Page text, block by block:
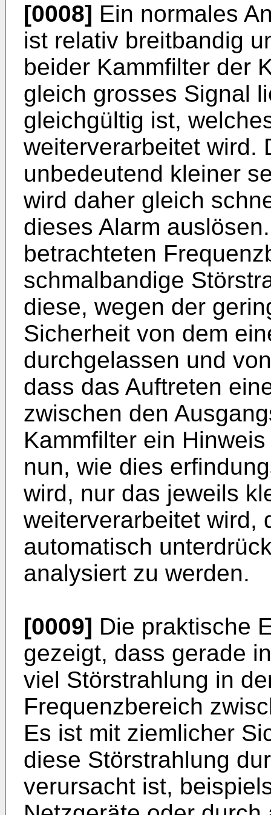
[0008] Ein normales
ist relativ breitbandig
beider Kammfilter der
gleich grosses Signal
gleichgültig ist,
weiterverarbeitet wird.
unbedeutend kleiner
wird daher gleich
dieses Alarm
betrachteten
schmalbandige
diese, wegen der
Sicherheit von dem
durchgelassen und
dass das Auftreten
zwischen den
Kammfilter ein
nun, wie dies
wird, nur das jeweils
weiterverarbeitet wird,
automatisch
analysiert zu werden.
[0009] Die praktische
gezeigt, dass gerade
viel Störstrahlung in
Frequenzbereich
Es ist mit ziemlicher
diese Störstrahlung
verursacht ist,